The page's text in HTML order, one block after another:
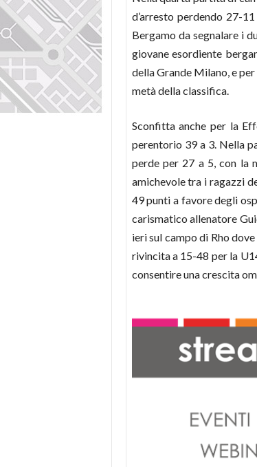
d’arresto perdendo 27-
Bergamo da segnalare i
giovane esordiente
della Grande Milano, e
metà della classifica.
Sconfitta anche per la
perentorio 39 a 3. Nella
perde per 27 a 5, con la
amichevole tra i ragazzi
49 punti a favore degli
carismatico allenatore
ieri sul campo di Rho
rivincita a 15-48 per la
consentire una crescita